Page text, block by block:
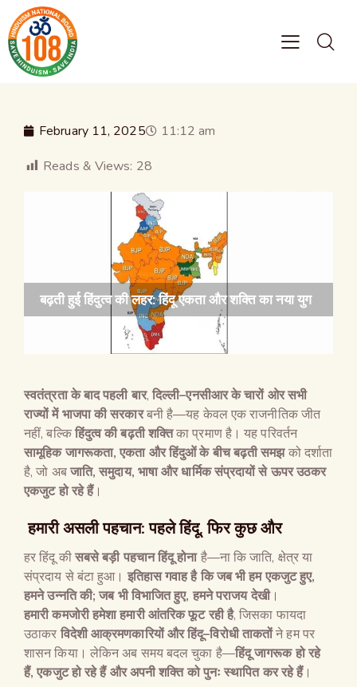
February 11, 2025
11:12 am
Reads & Views: 28
बढ़ती हुई हिंदुत्व की लहर: हिंदू एकता और शक्ति का नया युग
स्वतंत्रता के बाद पहली बार,दिल्ली–एनसीआर के चारों ओर सभी
राज्यों में भाजपा की सरकारबनी है—यह केवल एक राजनीतिक जीत
नहीं, बल्किहिंदुत्व की बढ़ती शक्तिका प्रमाण है। यह परिवर्तन
सामूहिक जागरूकता,एकता और हिंदुओं के बीच बढ़ती समझको दर्शाता
है, जो अबजाति,समुदाय, भाषा और धार्मिक संप्रदायों से ऊपर उठकर
एकजुट हो रहे हैं।
हमारी असली पहचान: पहले हिंदू, फिर कुछ और
हर हिंदू कीसबसे बड़ी पहचान हिंदू होनाहै—ना कि जाति, क्षेत्र या
संप्रदाय से बंटा हुआ। इतिहास गवाह है कि जब भी हम एकजुट हुए,
हमने उन्नति की;जब भी विभाजित हुए, हमने पराजय देखी।
हमारी कमजोरी हमेशा हमारी आंतरिक फूट रही है, जिसका फायदा
उठाकर विदेशी आक्रमणकारियों और हिंदू–विरोधी ताकतोंने हम पर
शासन किया। लेकिन अब समय बदल चुका है—हिंदू जागरूक हो रहे
हैं,एकजुट हो रहे हैं और अपनी शक्ति को पुनः स्थापित कर रहे हैं।